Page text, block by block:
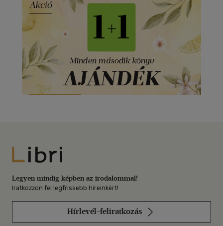
Libri
Legyen mindig képben az irodalommal!
Iratkozzon fel legfrissebb híreinkért!
Hírlevél-feliratkozás